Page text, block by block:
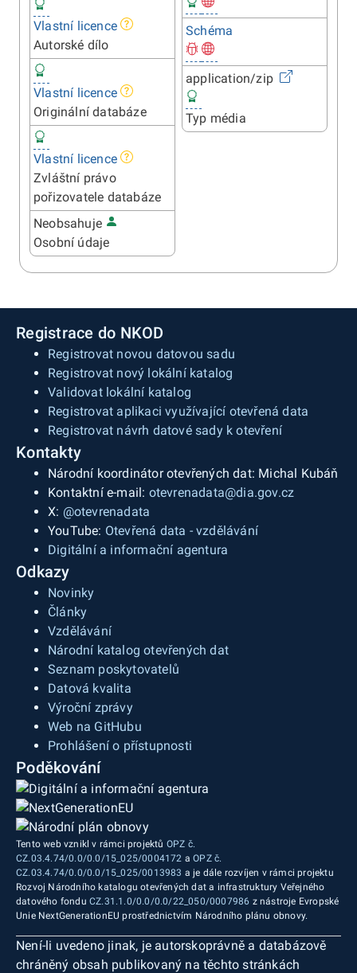
Vlastní licence
Autorské dílo
Vlastní licence
Originální databáze
Vlastní licence
Zvláštní právo
pořizovatele databáze
Neobsahuje
Osobní údaje
Schéma
application/zip
Typ média
Registrace do NKOD
Registrovat novou datovou sadu
Registrovat nový lokální katalog
Validovat lokální katalog
Registrovat aplikaci využívající otevřená data
Registrovat návrh datové sady k otevření
Kontakty
Národní koordinátor otevřených dat: Michal Kubáň
Kontaktní e-mail: otevrenadata@dia.gov.cz
X: @otevrenadata
YouTube: Otevřená data - vzdělávání
Digitální a informační agentura
Odkazy
Novinky
Články
Vzdělávání
Národní katalog otevřených dat
Seznam poskytovatelů
Datová kvalita
Výroční zprávy
Web na GitHubu
Prohlášení o přístupnosti
Poděkování
Tento web vznikl v rámci projektů OPZ č.
CZ.03.4.74/0.0/0.0/15_025/0004172 aOPZ č.
CZ.03.4.74/0.0/0.0/15_025/0013983 a je dále rozvíjen v rámci projektu
Rozvoj Národního katalogu otevřených dat a infrastruktury Veřejného
datového fondu CZ.31.1.0/0.0/0.0/22_050/0007986 z nástroje Evropské
Unie NextGenerationEU prostřednictvím Národního plánu obnovy.
Není-li uvedeno jinak, je autorskoprávně a databázově
chráněný obsah publikovaný na těchto stránkách